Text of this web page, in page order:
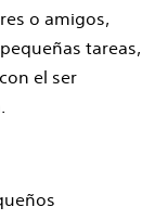
o amigos,
tareas,
el ser